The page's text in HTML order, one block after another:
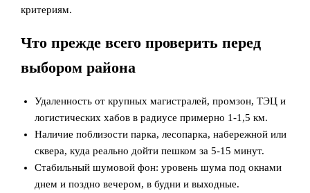
критериям.
Что прежде всего проверить перед
выбором района
Удаленность от крупных магистралей, промзон, ТЭЦ и
логистических хабов в радиусе примерно 1-1,5 км.
Наличие поблизости парка, лесопарка, набережной или
сквера, куда реально дойти пешком за 5-15 минут.
Стабильный шумовой фон: уровень шума под окнами
днем и поздно вечером, в будни и выходные.